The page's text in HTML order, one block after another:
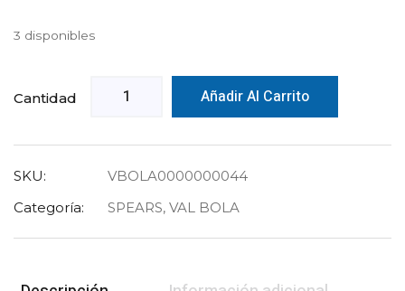
3 disponibles
Cantidad Añadir Al Carrito
SKU:
VBOLA0000000044
Categoría:
SPEARS, VAL BOLA